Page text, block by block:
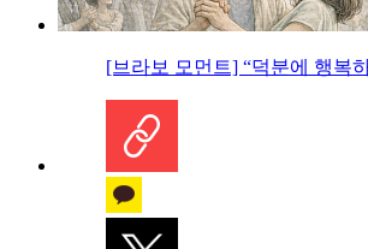
[브라보 모먼트] “덕분에 행복